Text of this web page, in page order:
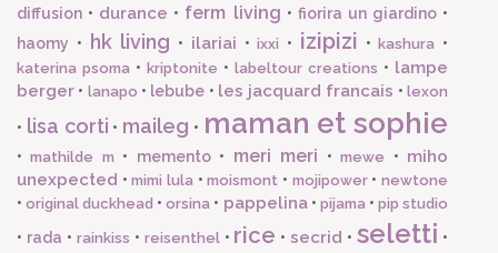
diffusion • durance • ferm living • fiorira un giardino•
haomy • hk living • ilariai •ixxi • izipizi •kashura •
katerina psoma • kriptonite • labeltour creations • lampe
berger • lanapo • lebube • les jacquard francais •lexon
• lisa corti • maileg • maman et sophie
•mathilde m • memento• meri meri •mewe • miho
unexpected •mimi lula •moismont • mojipower•newtone
•original duckhead •orsina • pappelina• pijama • pip studio
• rada • rainkiss • reisenthel• rice •secrid •seletti •